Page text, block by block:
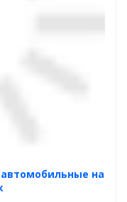
на